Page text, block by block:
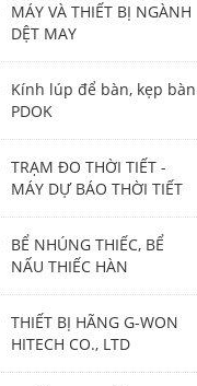
MÁY VÀ THIẾT BỊ NGÀNH
DỆT MAY
Kính lúp để bàn, kẹp bàn
PDOK
TRẠM ĐO THỜI TIẾT -
MÁY DỰ BÁO THỜI TIẾT
BỂ NHÚNG THIẾC, BỂ
NẤU THIẾC HÀN
THIẾT BỊ HÃNG G-WON
HITECH CO., LTD